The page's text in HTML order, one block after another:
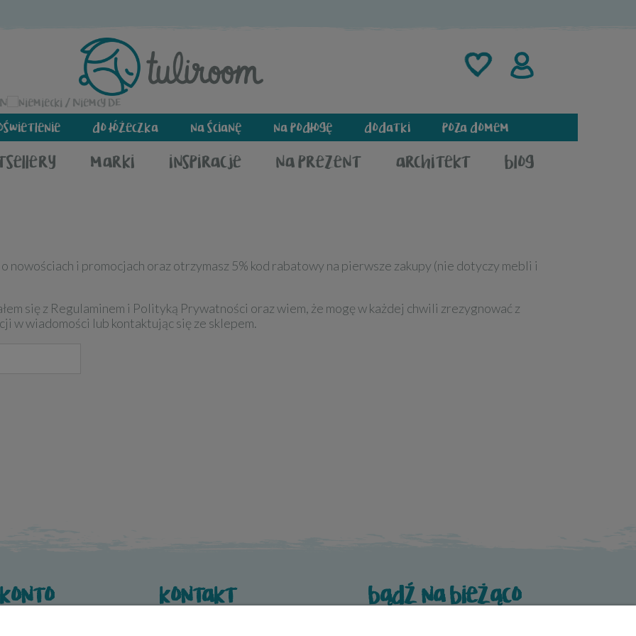
DE
do łóżeczka na ścianę na podłogę dodatki poza domem
marki inspiracje na prezent architekt blog
nowościach i promocjach oraz otrzymasz 5% kod rabatowy na pierwsze zakupy (nie dotyczy mebli i
się z Regulaminem i Polityką Prywatności oraz wiem, że mogę w każdej chwili zrezygnować z
w wiadomości lub kontaktując się ze sklepem.
kontakt bądź na bieżąco